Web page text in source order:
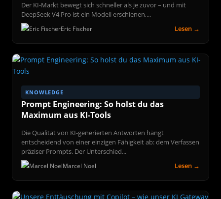
Der KI-Markt bewegt sich schneller als je zuvor – und mit
DeepSeek V4 Pro ist ein Modell erschienen,...
Eric Fischer Lesen →
KNOWLEDGE
Prompt Engineering: So holst du das
Maximum aus KI-Tools
Die Qualität von KI-generierten Antworten hängt
entscheidend von einer einzigen Fähigkeit ab: dem Verfassen
präziser Prompts. Der Unterschied...
Marcel Noel Lesen →